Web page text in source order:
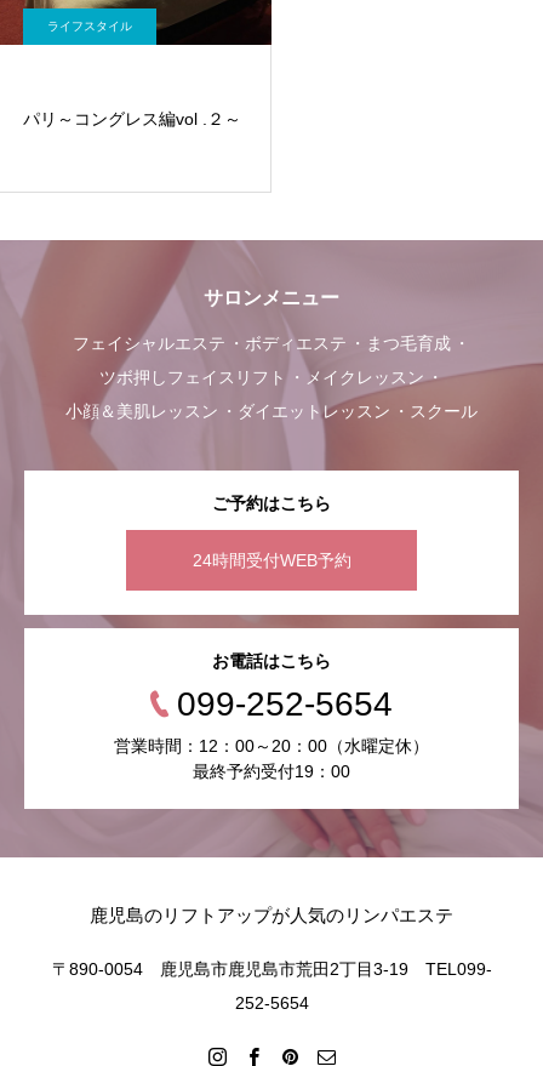
ライフスタイル
パリ～コングレス編vol .２～
サロンメニュー
フェイシャルエステ ボディエステ
まつ毛育成
ツボ押しフェイスリフト
メイクレッスン
小顔＆美肌レッスン
ダイエットレッスン スクール
ご予約はこちら
24時間受付WEB予約
お電話はこちら
099-252-5654
営業時間：12：00～20：00（水曜定休）
最終予約受付19：00
鹿児島のリフトアップが人気のリンパエステ
〒890-0054 鹿児島市鹿児島市荒田2丁目3-19 TEL099-
252-5654